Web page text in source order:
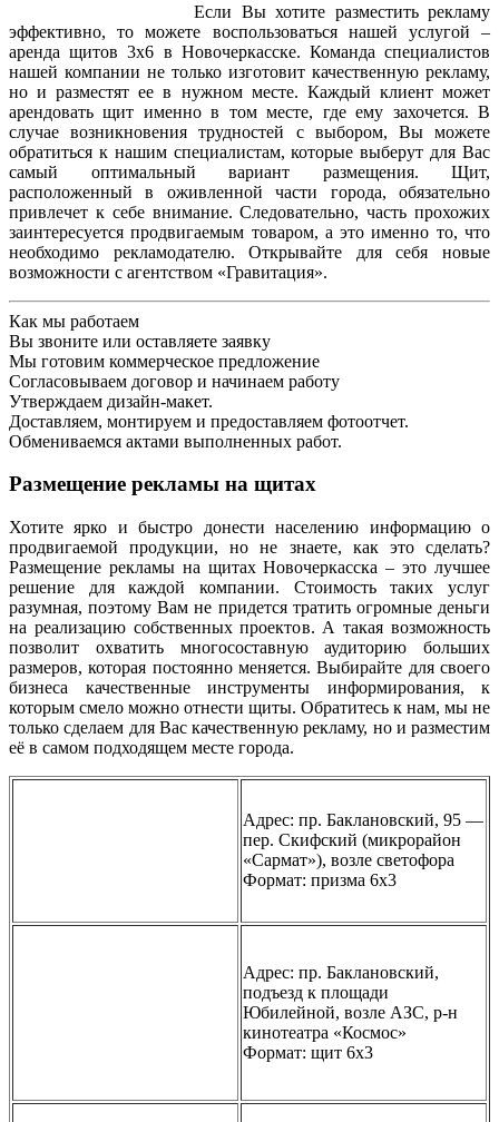
Если Вы хотите разместить рекламу
эффективно, то можете воспользоваться нашей услугой –
аренда щитов 3х6 в Новочеркасске. Команда специалистов
нашей компании не только изготовит качественную рекламу,
но и разместят ее в нужном месте. Каждый клиент может
арендовать щит именно в том месте, где ему захочется. В
случае возникновения трудностей с выбором, Вы можете
обратиться к нашим специалистам, которые выберут для Вас
самый оптимальный вариант размещения. Щит,
расположенный в оживленной части города, обязательно
привлечет к себе внимание. Следовательно, часть прохожих
заинтересуется продвигаемым товаром, а это именно то, что
необходимо рекламодателю. Открывайте для себя новые
возможности с агентством «Гравитация».
Как мы работаем
Вы звоните или оставляете заявку
Мы готовим коммерческое предложение
Согласовываем договор и начинаем работу
Утверждаем дизайн-макет.
Доставляем, монтируем и предоставляем фотоотчет.
Обмениваемся актами выполненных работ.
Размещение рекламы на щитах
Хотите ярко и быстро донести населению информацию о
продвигаемой продукции, но не знаете, как это сделать?
Размещение рекламы на щитах Новочеркасска – это лучшее
решение для каждой компании. Стоимость таких услуг
разумная, поэтому Вам не придется тратить огромные деньги
на реализацию собственных проектов. А такая возможность
позволит охватить многосоставную аудиторию больших
размеров, которая постоянно меняется. Выбирайте для своего
бизнеса качественные инструменты информирования, к
которым смело можно отнести щиты. Обратитесь к нам, мы не
только сделаем для Вас качественную рекламу, но и разместим
её в самом подходящем месте города.
Адрес: пр. Баклановский, 95 —
пер. Скифский (микрорайон
«Сармат»), возле светофора
Формат: призма 6х3
Адрес: пр. Баклановский,
подъезд к площади
Юбилейной, возле АЗС, р-н
кинотеатра «Космос»
Формат: щит 6х3